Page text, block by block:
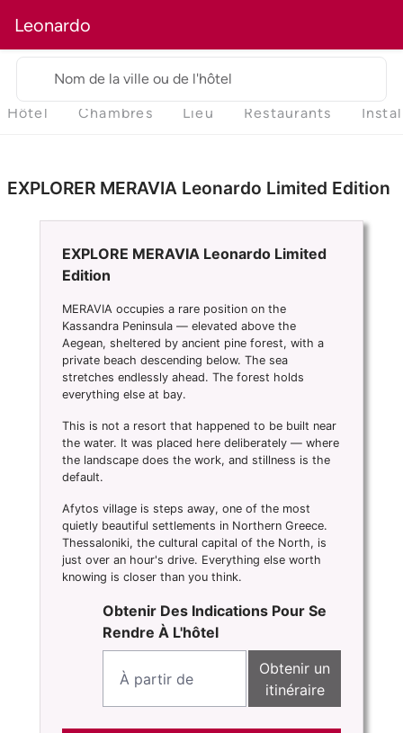
Leonardo
Nom de la ville ou de l'hôtel
Hôtel Chambres Lieu Restaurants
EXPLORER MERAVIA Leonardo Limited Edition
EXPLORE MERAVIA Leonardo Limited
Edition
MERAVIA occupies a rare position on the
Kassandra Peninsula — elevated above the
Aegean, sheltered by ancient pine forest, with a
private beach descending below. The sea
stretches endlessly ahead. The forest holds
everything else at bay.
This is not a resort that happened to be built near
the water. It was placed here deliberately — where
the landscape does the work, and stillness is the
default.
Afytos village is steps away, one of the most
quietly beautiful settlements in Northern Greece.
Thessaloniki, the cultural capital of the North, is
just over an hour's drive. Everything else worth
knowing is closer than you think.
Obtenir Des Indications Pour Se
Rendre À L'hôtel
Obtenir un
itinéraire